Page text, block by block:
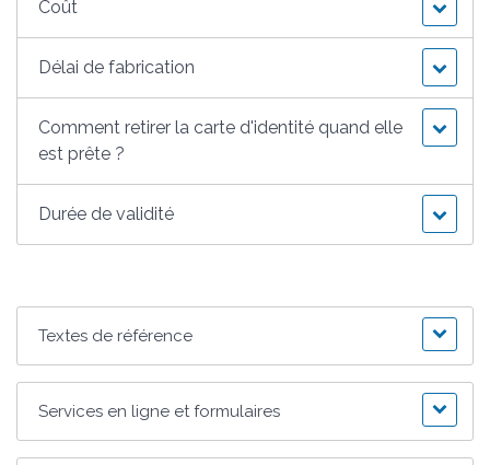
Coût
Délai de fabrication
Comment retirer la carte d'identité quand elle
est prête ?
Durée de validité
Textes de référence
Services en ligne et formulaires